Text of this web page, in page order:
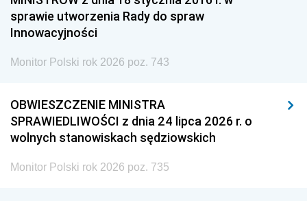
sprawie utworzenia Rady do spraw
Innowacyjności
Monitor Polski rok 2026 poz. 743
OBWIESZCZENIE MINISTRA
SPRAWIEDLIWOŚCI z dnia 24 lipca 2026 r. o
wolnych stanowiskach sędziowskich
Monitor Polski rok 2026 poz. 735